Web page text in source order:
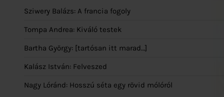
Sziwery Balázs: A francia fogoly
Tompa Andrea: Kiváló testek
Bartha György: [tartósan itt marad…]
Kalász István: Felveszed
Nagy Lóránd: Hosszú séta egy rövid mólóról